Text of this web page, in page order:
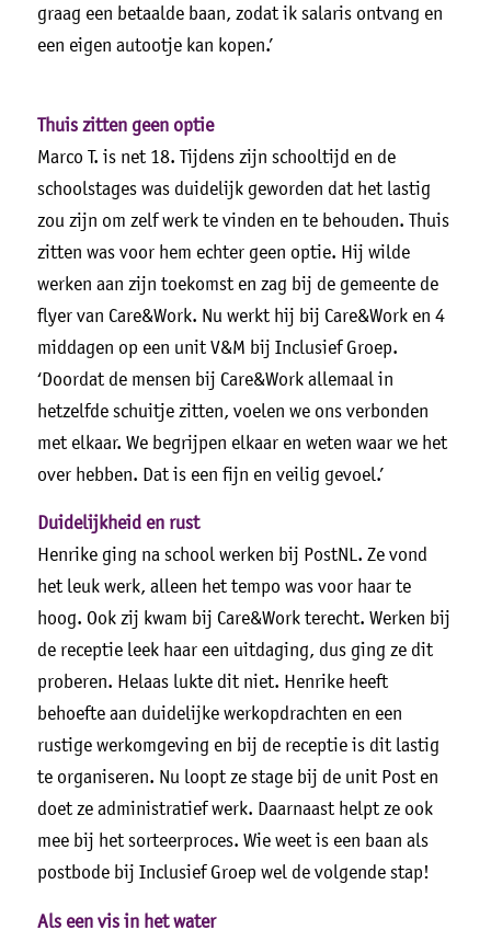
graag een betaalde baan, zodat ik salaris ontvang en
een eigen autootje kan kopen.’
Thuis zitten geen optie
Marco T. is net 18. Tijdens zijn schooltijd en de
schoolstages was duidelijk geworden dat het lastig
zou zijn om zelf werk te vinden en te behouden. Thuis
zitten was voor hem echter geen optie. Hij wilde
werken aan zijn toekomst en zag bij de gemeente de
flyer van Care&Work. Nu werkt hij bij Care&Work en 4
middagen op een unit V&M bij Inclusief Groep.
‘Doordat de mensen bij Care&Work allemaal in
hetzelfde schuitje zitten, voelen we ons verbonden
met elkaar. We begrijpen elkaar en weten waar we het
over hebben. Dat is een fijn en veilig gevoel.’
Duidelijkheid en rust
Henrike ging na school werken bij PostNL. Ze vond
het leuk werk, alleen het tempo was voor haar te
hoog. Ook zij kwam bij Care&Work terecht. Werken bij
de receptie leek haar een uitdaging, dus ging ze dit
proberen. Helaas lukte dit niet. Henrike heeft
behoefte aan duidelijke werkopdrachten en een
rustige werkomgeving en bij de receptie is dit lastig
te organiseren. Nu loopt ze stage bij de unit Post en
doet ze administratief werk. Daarnaast helpt ze ook
mee bij het sorteerproces. Wie weet is een baan als
postbode bij Inclusief Groep wel de volgende stap!
Als een vis in het water